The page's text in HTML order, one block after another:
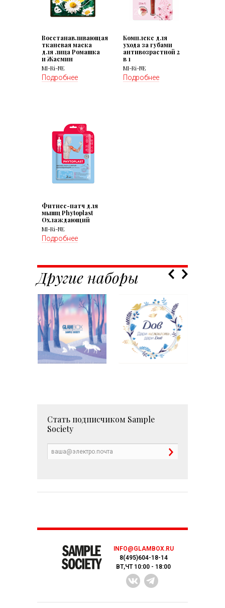
Восстанавливающая
тканевая маска
для лица Ромашка
и Жасмин
MI-Ri-NE
Подробнее
Комплекс для
ухода за губами
антивозрастной 2
в 1
MI-Ri-NE
Подробнее
Фитнес-патч для
мышц Phytoplast
Охлаждающий
MI-Ri-NE
Подробнее
Другие наборы
Стать подписчиком Sample
Society
INFO@GLAMBOX.RU
8(495)604-18-14
ВТ,ЧТ 10:00 - 18:00